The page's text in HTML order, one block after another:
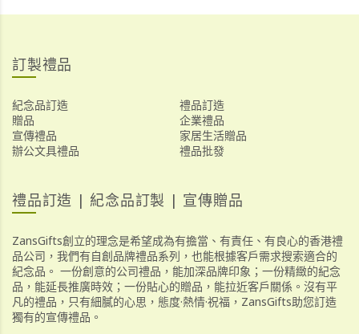
訂製禮品
紀念品訂造
禮品訂造
贈品
企業禮品
宣傳禮品
家居生活贈品
辦公文具禮品
禮品批發
禮品訂造 | 紀念品訂製 | 宣傳贈品
ZansGifts創立的理念是希望成為有擔當、有責任、有良心的香港禮
品公司，我們有自創品牌禮品系列，也能根據客戶需求搜索適合的
紀念品。 一份創意的公司禮品，能加深品牌印象；一份精緻的紀念
品，能延長推廣時效；一份貼心的贈品，能拉近客戶關係。沒有平
凡的禮品，只有細膩的心思，態度·熱情·祝福，ZansGifts助您訂造
獨有的宣傳禮品。